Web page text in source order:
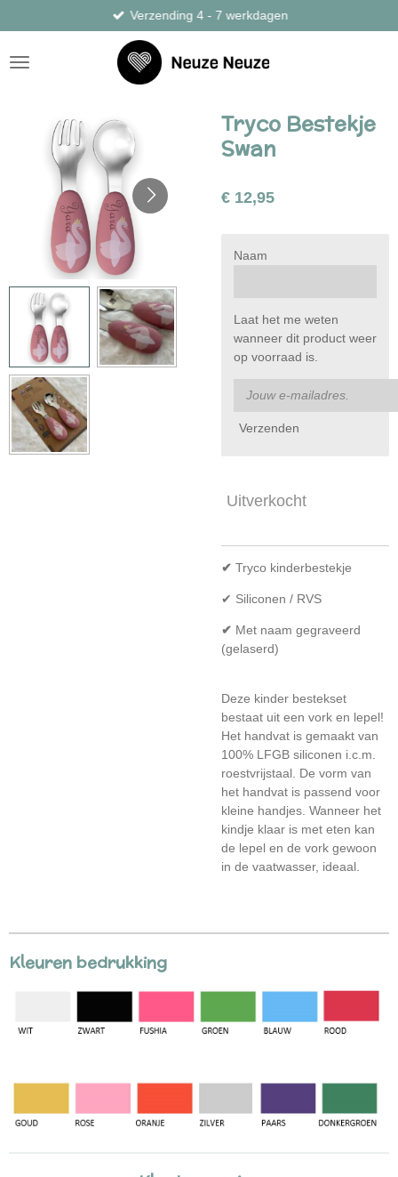
direct
naar
de
Verzending 4 - 7 werkdagen
Tryco Bestekje
Swan
€ 12,95
Naam
Laat het me weten
wanneer dit product weer
op voorraad is.
Verzenden
Uitverkocht
✔ Tryco kinderbestekje
✔ Siliconen / RVS
✔ Met naam gegraveerd
(gelaserd)
Deze kinder bestekset
bestaat uit een vork en lepel!
Het handvat is gemaakt van
100% LFGB siliconen i.c.m.
roestvrijstaal. De vorm van
het handvat is passend voor
kleine handjes. Wanneer het
kindje klaar is met eten kan
de lepel en de vork gewoon
in de vaatwasser, ideaal.
Kleuren bedrukking